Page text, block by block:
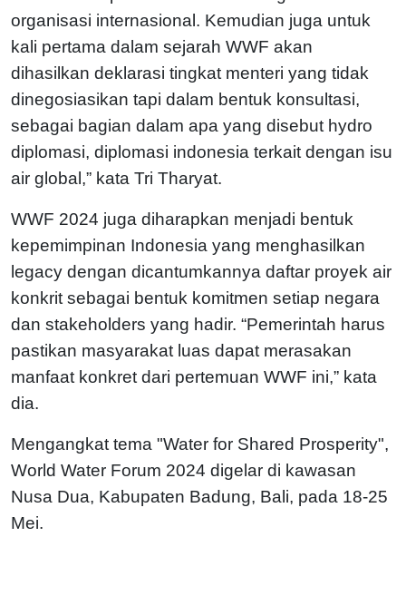
organisasi internasional. Kemudian juga untuk
kali pertama dalam sejarah WWF akan
dihasilkan deklarasi tingkat menteri yang tidak
dinegosiasikan tapi dalam bentuk konsultasi,
sebagai bagian dalam apa yang disebut hydro
diplomasi, diplomasi indonesia terkait dengan isu
air global,” kata Tri Tharyat.
WWF 2024 juga diharapkan menjadi bentuk
kepemimpinan Indonesia yang menghasilkan
legacy dengan dicantumkannya daftar proyek air
konkrit sebagai bentuk komitmen setiap negara
dan stakeholders yang hadir. “Pemerintah harus
pastikan masyarakat luas dapat merasakan
manfaat konkret dari pertemuan WWF ini,” kata
dia.
Mengangkat tema "Water for Shared Prosperity",
World Water Forum 2024 digelar di kawasan
Nusa Dua, Kabupaten Badung, Bali, pada 18-25
Mei.